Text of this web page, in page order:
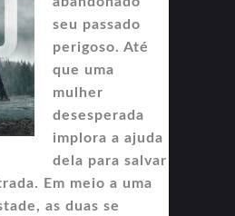
seu passado
perigoso. Até
que uma
mulher
desesperada
implora a ajuda
dela para salvar
Em meio a uma
as duas se